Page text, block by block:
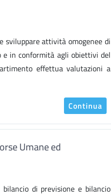
attività omogenee di
in conformità agli obiettivi del
effettua valutazioni a
Continua
Umane ed
di previsione e bilancio